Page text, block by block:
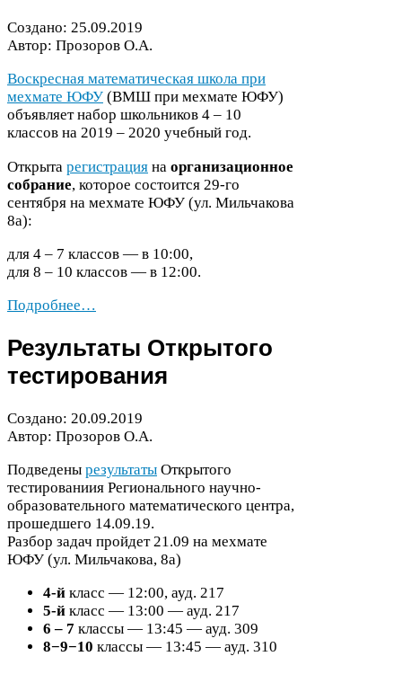
Создано: 25.09.2019
Автор: Прозоров О.А.
Воскресная математическая школа при
мехмате ЮФУ (ВМШ при мехмате ЮФУ)
объявляет набор школьников 4 – 10
классов на 2019 – 2020 учебный год.
Открыта регистрация на организационное
собрание, которое состоится 29-​го
сентября на мехмате ЮФУ (ул. Мильчакова
8а):
для 4 – 7 классов — в 10:00,
для 8 – 10 классов — в 12:00.
Подробнее…
Результаты Открытого
тестирования
Создано: 20.09.2019
Автор: Прозоров О.А.
Подведены результаты Открытого
тестированиия Регионального научно-​
образовательного математического центра,
прошедшего 14.09.19.
Разбор задач пройдет21.09 на мехмате
ЮФУ (ул. Мильчакова, 8а)
4-​й класс — 12:00, ауд. 217
5-​й класс — 13:00 — ауд. 217
6 – 7 классы — 13:45 — ауд. 309
8−9−10 классы — 13:45 — ауд. 310